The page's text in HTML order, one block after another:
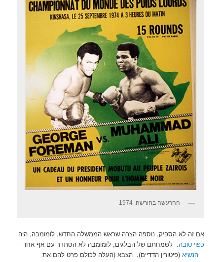
ההרעשה בחורשה, 1974
אם זה לא הספיק, נוספה הצרה שראש הממשלה החדש, לומומבה, היה
כפוי טובה. לשמחתם של הבלגים, לומומבה לא הסתדר עם אף אחד –
הנשיא (פיטורין הדדיים), הצבא (העלה לכולם פרט להם את